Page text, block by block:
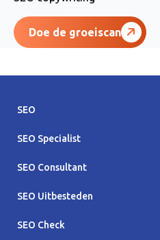
Doe de groeiscan
SEO
SEO Specialist
SEO Consultant
SEO Uitbesteden
SEO Check